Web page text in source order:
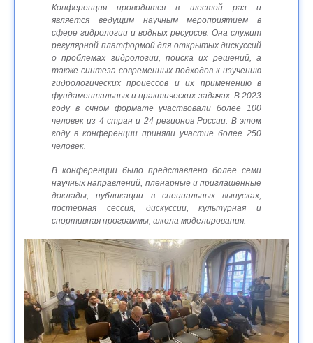
Конференция проводится в шестой раз и
является ведущим научным мероприятием в
сфере гидрологии и водных ресурсов. Она служит
регулярной платформой для открытых дискуссий
о проблемах гидрологии, поиска их решений, а
также синтеза современных подходов к изучению
гидрологических процессов и их применению в
фундаментальных и практических задачах. В 2023
году в очном формате участвовали более 100
человек из 4 стран и 24 регионов России. В этом
году в конференции приняли участие более 250
человек.
В конференции было представлено более семи
научных направлений, пленарные и приглашенные
доклады, публикации в специальных выпусках,
постерная сессия, дискуссии, культурная и
спортивная программы, школа моделирования.